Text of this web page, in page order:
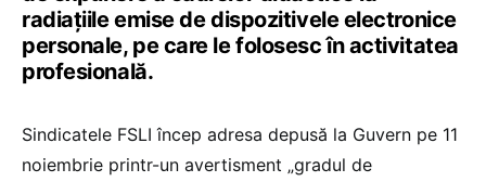
radiațiile emise de dispozitivele electronice
personale, pe care le folosesc în activitatea
profesională.
Sindicatele FSLI încep adresa depusă la Guvern pe 11
noiembrie printr-un avertisment „gradul de